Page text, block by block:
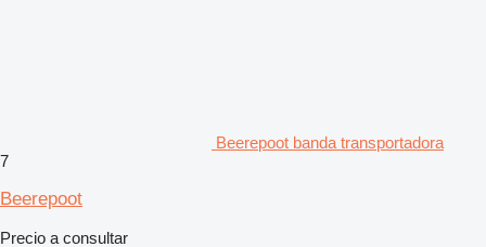
Beerepoot banda transportadora
7
Beerepoot
Precio a consultar